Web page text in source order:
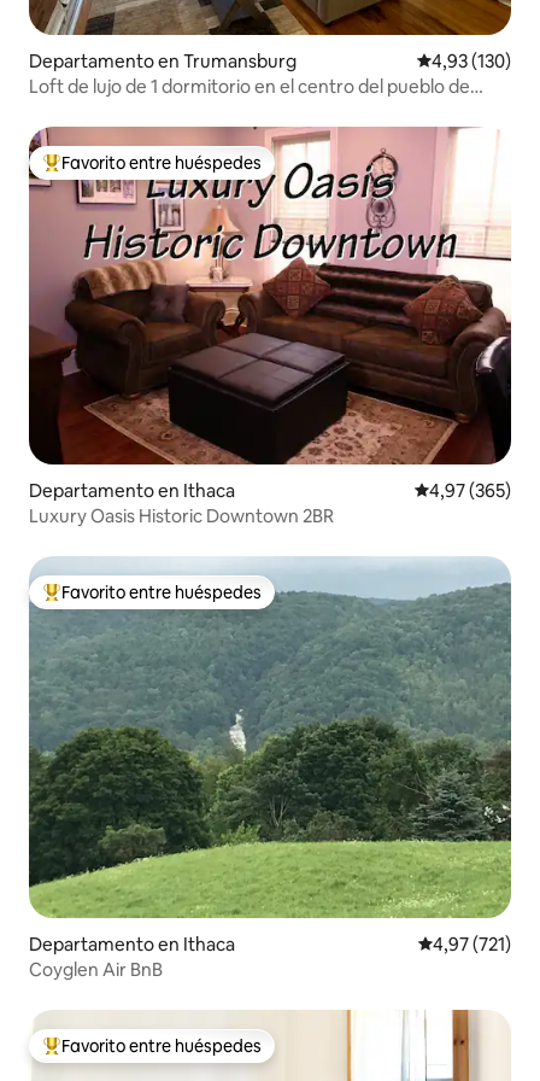
Departamento en Trumansburg Calificación
4,93 (130)
Loft de lujo de 1 dormitorio en el centro del pueblo de
Favorito entre los huéspedes más destacados
Favorito entre huéspedes
Departamento en Ithaca Calificación
4,97 (365)
Luxury Oasis Historic Downtown 2BR
Favorito entre los huéspedes más destacados
Favorito entre huéspedes
Departamento en Ithaca Calificación
4,97 (721)
Coyglen Air BnB
Favorito entre los huéspedes más destacados
Favorito entre huéspedes